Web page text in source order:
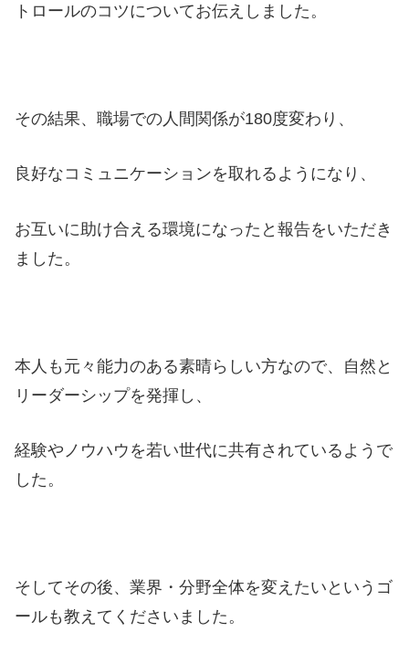
トロールのコツについてお伝えしました。
その結果、職場での人間関係が180度変わり、
良好なコミュニケーションを取れるようになり、
お互いに助け合える環境になったと報告をいただき
ました。
本人も元々能力のある素晴らしい方なので、自然と
リーダーシップを発揮し、
経験やノウハウを若い世代に共有されているようで
した。
そしてその後、業界・分野全体を変えたいというゴ
ールも教えてくださいました。